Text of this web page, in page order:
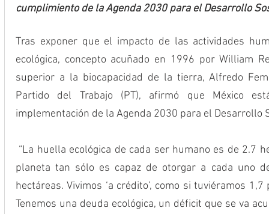
cumplimiento de la Agenda 2030 para el Desarrollo
Tras exponer que el impacto de las actividades
ecológica, concepto acuñado en 1996 por William
superior a la biocapacidad de la tierra, Alfredo
Partido del Trabajo (PT), afirmó que México
implementación de la Agenda 2030 para el Desarrollo
planeta tan sólo es capaz de otorgar a cada uno
hectáreas. Vivimos ‘a crédito’, como si tuviéramos
Tenemos una deuda ecológica, un déficit que se va